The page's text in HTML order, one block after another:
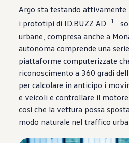
Argo sta testando attivamente
i prototipi di ID.BUZZ AD
1
urbane, compresa anche a
autonoma comprende una
piattaforme computerizzate
riconoscimento a 360 gradi
per calcolare in anticipo i
e veicoli e controllare il
così che la vettura possa
modo naturale nel traffico